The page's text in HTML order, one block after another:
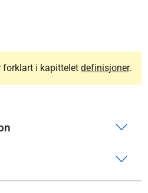
forklart i kapitteletdefinisjoner.